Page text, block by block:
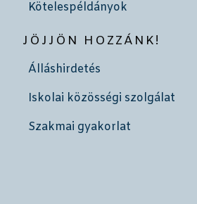
Kötelespéldányok
JÖJJÖN HOZZÁNK!
Álláshirdetés
Iskolai közösségi szolgálat
Szakmai gyakorlat